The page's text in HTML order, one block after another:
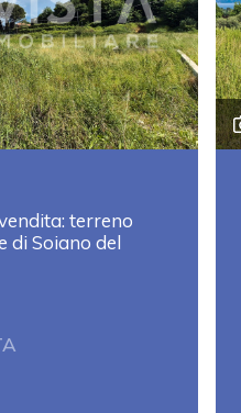
terreno
di Soiano del